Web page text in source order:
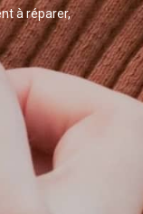
à réparer,